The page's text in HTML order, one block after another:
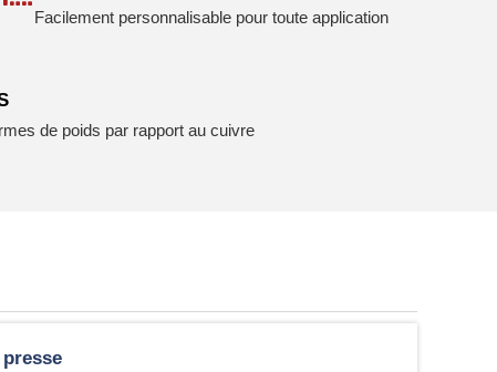
Facilement personnalisable pour toute application
de poids par rapport au cuivre